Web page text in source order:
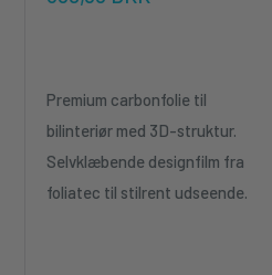
Premium carbonfolie til
bilinteriør med 3D-struktur.
Selvklæbende designfilm fra
foliatec til stilrent udseende.